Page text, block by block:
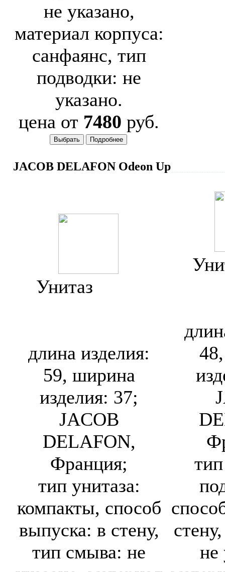
не указано,
материал корпуса:
санфаянс, тип
подводки: не
указано.
цена от 7480 руб.
JACOB DELAFON Odeon Up
Унитаз
длина изделия:
59, ширина
изделия: 37;
JACOB
DELAFON,
Франция;
тип унитаза:
компакты, способ
выпуска: в стену,
тип смыва: не
не